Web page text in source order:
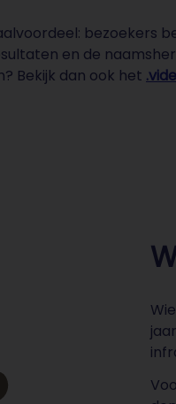
bezoekers
en de
Bekijk dan ook het